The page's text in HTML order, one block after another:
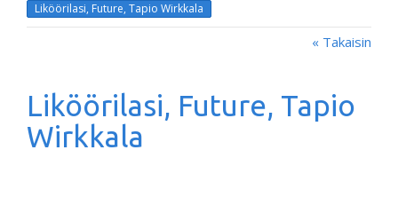
Liköörilasi, Future, Tapio Wirkkala
« Takaisin
Liköörilasi, Future, Tapio
Wirkkala